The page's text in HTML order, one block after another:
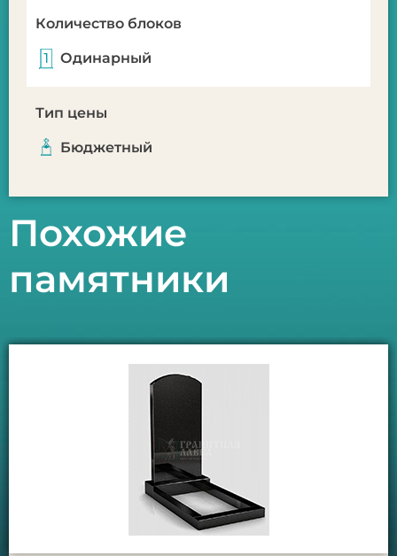
Количество блоков
Одинарный
Тип цены
Бюджетный
Похожие
памятники